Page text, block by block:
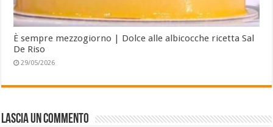
È sempre mezzogiorno | Dolce alle albicocche ricetta Sal
De Riso
29/05/2026
Lascia un commento